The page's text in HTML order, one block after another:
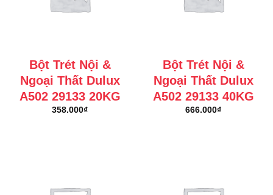
Bột Trét Nội &
Ngoại Thất Dulux
A502 29133 20KG
358.000₫
Bột Trét Nội &
Ngoại Thất Dulux
A502 29133 40KG
666.000₫